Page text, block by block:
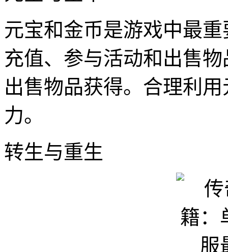
元宝和金币是游戏中最
充值、参与活动和出售
出售物品获得。合理利
力。
转生与重生